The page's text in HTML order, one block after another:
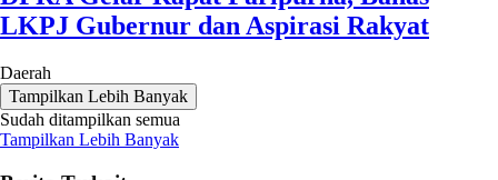
LKPJ Gubernur dan Aspirasi Rakyat
Daerah
Tampilkan Lebih Banyak
Sudah ditampilkan semua
Tampilkan Lebih Banyak